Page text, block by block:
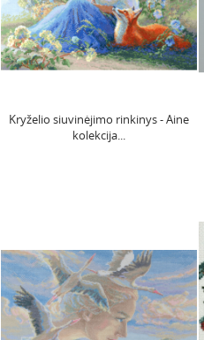
Kryželio siuvinėjimo rinkinys - Aine
kolekcija...